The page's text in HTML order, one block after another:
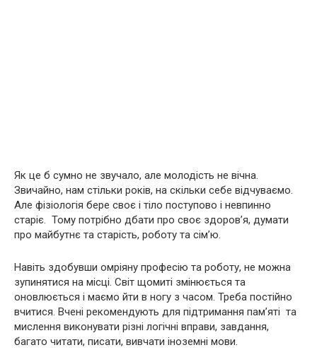
Як це б сумно не звучало, але молодість не вічна.
Звичайно, нам стільки років, на скільки себе відчуваємо.
Але фізіологія бере своє і тіло поступово і невпинно
старіє. Тому потрібно дбати про своє здоров’я, думати
про майбутнє та старість, роботу та сім’ю.
Навіть здобувши омріяну професію та роботу, не можна
зупинятися на місці. Світ щомиті змінюється та
оновлюється і маємо йти в ногу з часом. Треба постійно
вчитися. Вчені рекомендують для підтримання пам’яті та
мислення виконувати різні логічні вправи, завдання,
багато читати, писати, вивчати іноземні мови.